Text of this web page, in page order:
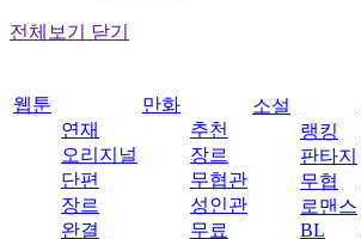
전체보기 닫기
웹툰
연재
오리지널
단편
장르
완결
만화
추천
장르
무협관
성인관
무료
소설
랭킹
판타지
무협
로맨스
BL